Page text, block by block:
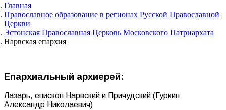
Главная
Православное образование в регионах Русской Православной
Церкви
Эстонская Православная Церковь Московского Патриархата
Нарвская епархия
Епархиальный архиерей:
Лазарь, епископ Нарвский и Причудский (Гуркин
Александр Николаевич)